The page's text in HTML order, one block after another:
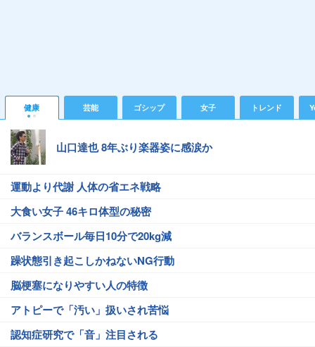
健康 芸能 ゴシップ 女子 トレンド
山口達也 8年ぶり楽器姿に感涙か
運動より代謝 人体の省エネ戦略
大食い女子 46キロ体型の秘密
バランスボール毎日10分で20kg減
躁状態引き起こしかねないNG行動
脳梗塞になりやすい人の特徴
アトピーで「汚い」扱いされ苦悩
認知症研究で「音」注目される